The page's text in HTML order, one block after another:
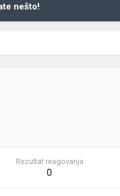
nešto!
Rezultat reagovanja
0